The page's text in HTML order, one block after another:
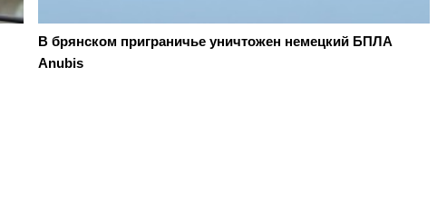
В брянском приграничье уничтожен немецкий БПЛА
Anubis